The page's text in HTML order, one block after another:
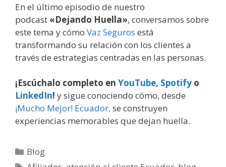
En el último episodio de nuestro
podcast «Dejando Huella», conversamos sobre
este tema y cómo Vaz Seguros está
transformando su relación con los clientes a
través de estrategias centradas en las personas.
¡Escúchalo completo en YouTube, Spotify o
LinkedIn! y sigue conociendo cómo, desde
¡Mucho Mejor! Ecuador, se construyen
experiencias memorables que dejan huella.
Blog